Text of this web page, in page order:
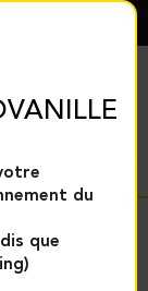
du
que